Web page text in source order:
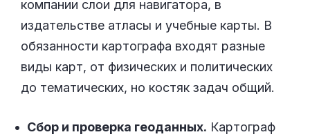
компании слои для навигатора, в
издательстве атласы и учебные карты. В
обязанности картографа входят разные
виды карт, от физических и политических
до тематических, но костяк задач общий.
Сбор и проверка геоданных. Картограф